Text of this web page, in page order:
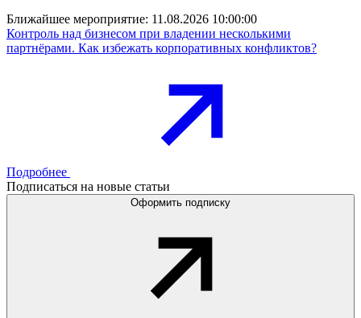
Ближайшее мероприятие: 11.08.2026 10:00:00
Контроль над бизнесом при владении несколькими
партнёрами. Как избежать корпоративных конфликтов?
Подробнее
Подписаться на новые статьи
Оформить подписку